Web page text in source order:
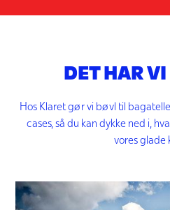
DET HAR
Hos Klaret gør vi bøvl til
cases, så du kan dykke ned i,
vores glade